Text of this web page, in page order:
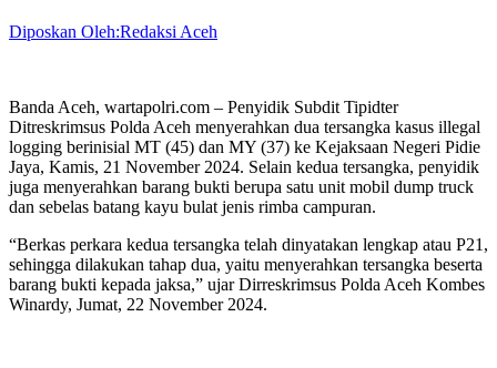
Diposkan Oleh:Redaksi Aceh
Banda Aceh, wartapolri.com – Penyidik Subdit Tipidter
Ditreskrimsus Polda Aceh menyerahkan dua tersangka kasus illegal
logging berinisial MT (45) dan MY (37) ke Kejaksaan Negeri Pidie
Jaya, Kamis, 21 November 2024. Selain kedua tersangka, penyidik
juga menyerahkan barang bukti berupa satu unit mobil dump truck
dan sebelas batang kayu bulat jenis rimba campuran.
“Berkas perkara kedua tersangka telah dinyatakan lengkap atau P21,
sehingga dilakukan tahap dua, yaitu menyerahkan tersangka beserta
barang bukti kepada jaksa,” ujar Dirreskrimsus Polda Aceh Kombes
Winardy, Jumat, 22 November 2024.